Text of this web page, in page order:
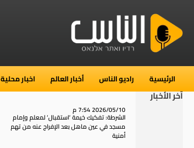
الرئيسية راديو الناس أخبار العالم اخبار محلية
آخر الأخبار
2026/05/10 7:54 م
الشرطة: تفكيك خيمة ‘استقبال‘ لمعلم وإمام
مسجد في عين ماهل بعد الإفراج عنه من تهم
أمنية